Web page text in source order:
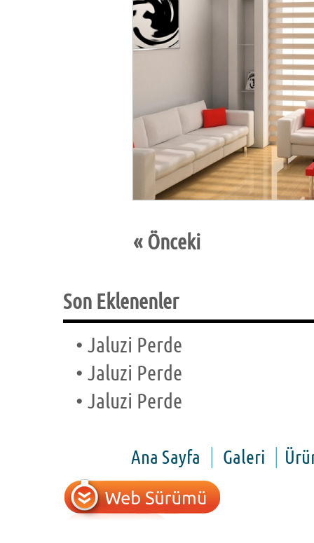
«Önceki
Son Eklenenler
• Jaluzi Perde
• Jaluzi Perde
• Jaluzi Perde
Ana Sayfa Galeri